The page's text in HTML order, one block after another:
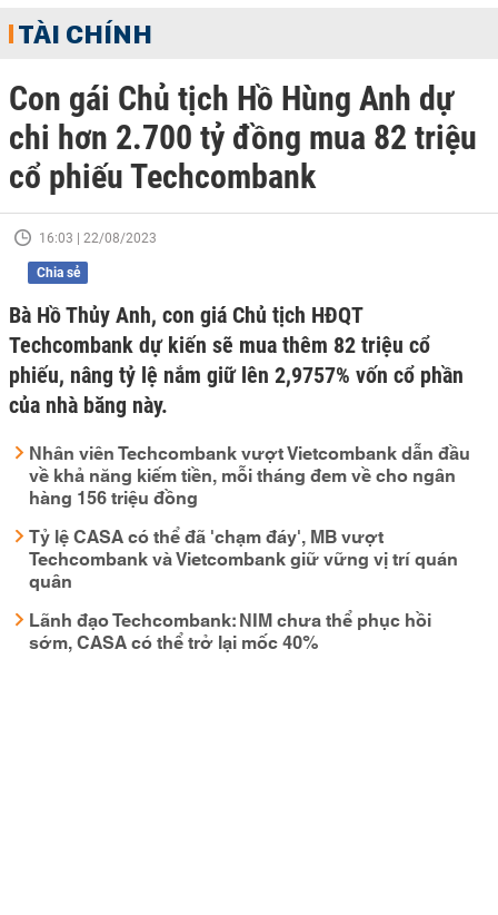
TÀI CHÍNH
Con gái Chủ tịch Hồ Hùng Anh dự
chi hơn 2.700 tỷ đồng mua 82 triệu
cổ phiếu Techcombank
16:03 | 22/08/2023
Chia sẻ
Bà Hồ Thủy Anh, con giá Chủ tịch HĐQT
Techcombank dự kiến sẽ mua thêm 82 triệu cổ
phiếu, nâng tỷ lệ nắm giữ lên 2,9757% vốn cổ phần
của nhà băng này.
Nhân viên Techcombank vượt Vietcombank dẫn đầu
về khả năng kiếm tiền, mỗi tháng đem về cho ngân
hàng 156 triệu đồng
Tỷ lệ CASA có thể đã 'chạm đáy', MB vượt
Techcombank và Vietcombank giữ vững vị trí quán
quân
Lãnh đạo Techcombank: NIM chưa thể phục hồi
sớm, CASA có thể trở lại mốc 40%